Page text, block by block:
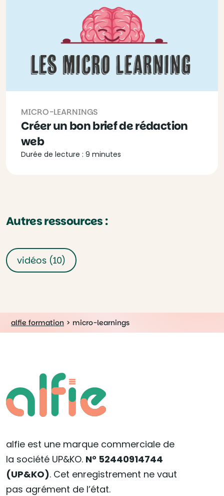
MICRO-LEARNINGS
Créer un bon brief de rédaction
web
Durée de lecture : 9 minutes
Autres ressources :
vidéos (10)
alfie formation > micro-learnings
alfie est une marque commerciale de
la société UP&KO. N° 52440914744
(UP&KO). Cet enregistrement ne vaut
pas agrément de l’état.